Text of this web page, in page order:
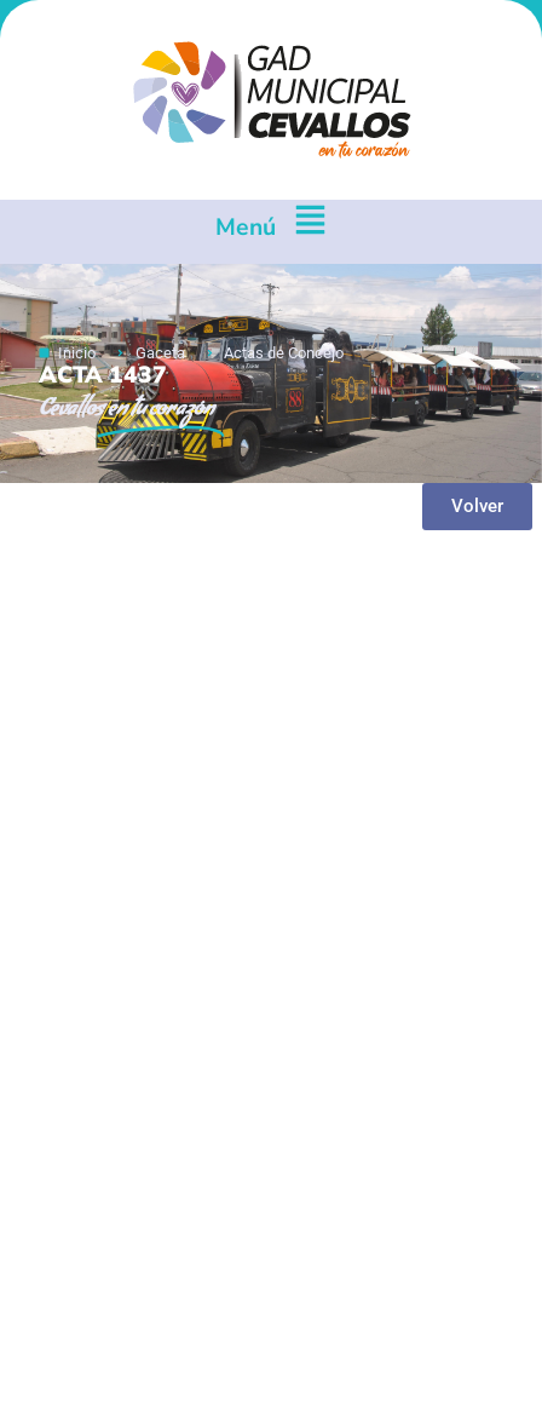
Menú
Inicio Gaceta Actas de Concejo
ACTA 1437
Cevallosen tu corazón
Volver